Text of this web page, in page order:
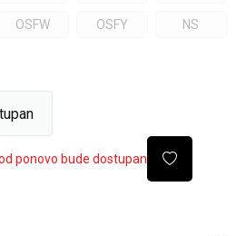
OSFW OSFY NS
ponovo bude dostupan